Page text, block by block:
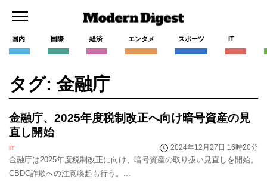
国内 国際 経済 エンタメ スポーツ IT
タグ: 金融庁
金融庁、2025年度税制改正へ向け暗号資産の見
直し開始
IT 2024年12月27日 16時20分
金融庁は2025年度税制改正に向け、暗号資産の取り扱い見直しを開始。
CBDC詐欺への注意喚起も行う。...